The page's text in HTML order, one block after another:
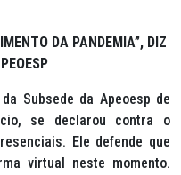
DA PANDEMIA”, DIZ
Subsede da Apeoesp de
se declarou contra o
Ele defende que
virtual neste momento.